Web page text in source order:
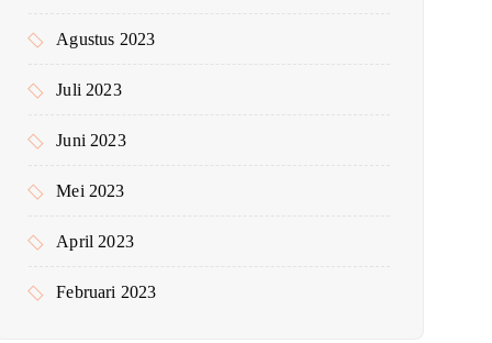
Agustus 2023
Juli 2023
Juni 2023
Mei 2023
April 2023
Februari 2023